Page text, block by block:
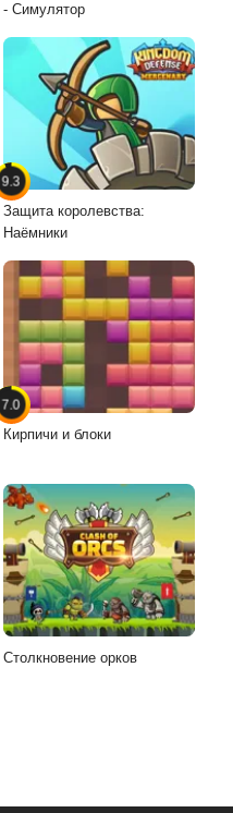
- Симулятор
9.3
Защита королевства:
Наёмники
7.0
Кирпичи и блоки
Столкновение орков